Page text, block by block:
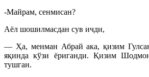
-Майрам, сенмисан?
Аёл шошилмасдан сув ичди,
— Ҳа, менман Абрай ака, қизим
яқинда кўзи ёриганди. Қизим
тушган.